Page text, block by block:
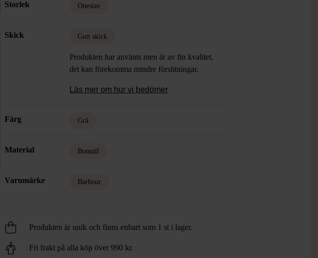
Storlek Onesize
Skick Gott skick
Produkten har använts men är av fin kvalitet,
det kan förekomma mindre förslitningar.
Läs mer om hur vi bedömer
Färg Grå
Material Bomull
Varumärke Barbour
Produkten är unik och finns enbart som 1 st i lager.
Fri frakt på alla köp över 990 kr.